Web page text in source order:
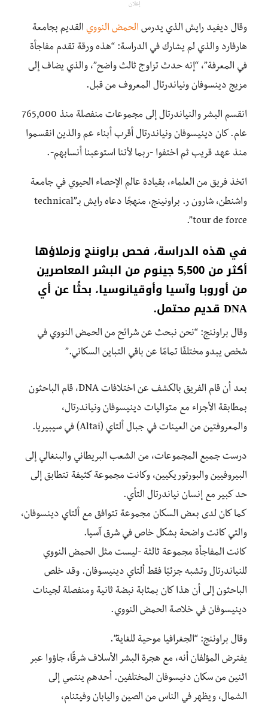
إعلان
وقال ديفيد رايش الذي يدرس الحمض النووي القديم بجامعة
هارفارد والذي لم يشارك في الدراسة: “هذه ورقة تقدم مفاجأة
في المعرفة”، “إنه حدث تزاوج ثالث واضح”، والذي يضاف إلى
مزيج دينسوفان ونياندرتال المعروف من قبل.
انقسم البشر والنياندرتال إلى مجموعات منفصلة منذ 765,000
عام. كان دينيسوفان ونياندرتال أقرب أبناء عم والذين انقسموا
منذ عهد قريب ثم اختفوا -ربما لأننا استوعبنا أنسابهم-.
اتخذ فريق من العلماء، بقيادة عالم الإحصاء الحيوي في جامعة
واشنطن، شارون ر. براونينج، منهجًا دعاه رايش بـ”technical
tour de force”.
في هذه الدراسة، فحص براوننج وزملاؤها
أكثر من 5,500 جينوم من البشر المعاصرين
من أوروبا وآسيا وأوقيانوسيا، بحثًا عن أي
DNA قديم محتمل.
وقال براوننج: “نحن نبحث عن شرائح من الحمض النووي في
شخص يبدو مختلفًا تمامًا عن باقي التباين السكاني.”
بعد أن قام الفريق بالكشف عن اختلافات DNA، قام الباحثون
بمطابقة الأجزاء مع متواليات دينيسوفان ونياندرتال،
والمعروفتين من العينات في جبال ألتاي (Altai) في سيبيريا.
درست جميع المجموعات، من الشعب البريطاني والبنغالي إلى
البيروفيين والبورتوريكيين، وكانت مجموعة كثيفة تتطابق إلى
حد كبير مع إنسان نياندرتال التأي.
كما كان لدى بعض السكان مجموعة تتوافق مع ألتاي دينسوفان،
والتي كانت واضحة بشكل خاص في شرق آسيا.
كانت المفاجأة مجموعة ثالثة -ليست مثل الحمض النووي
للنياندرتال وتشبه جزئيًا فقط ألتاي دينيسوفان. وقد خلص
الباحثون إلى أن هذا كان بمثابة نبضة ثانية ومنفصلة لجينات
دينيسوفان في خلاصة الحمض النووي.
وقال براوننج: “الجغرافيا موحية للغاية”.
يفترض المؤلفان أنه، مع هجرة البشر الأسلاف شرقًا، جاؤوا عبر
اثنين من سكان دنيسوفان المختلفين. أحدهم ينتمي إلى
الشمال، ويظهر في الناس من الصين واليابان وفيتنام،